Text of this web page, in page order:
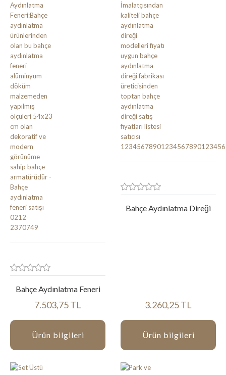
Bahçe Aydınlatma Feneri
7.503,75 TL
Ürün bilgileri
Bahçe Aydınlatma Direği
3.260,25 TL
Ürün bilgileri